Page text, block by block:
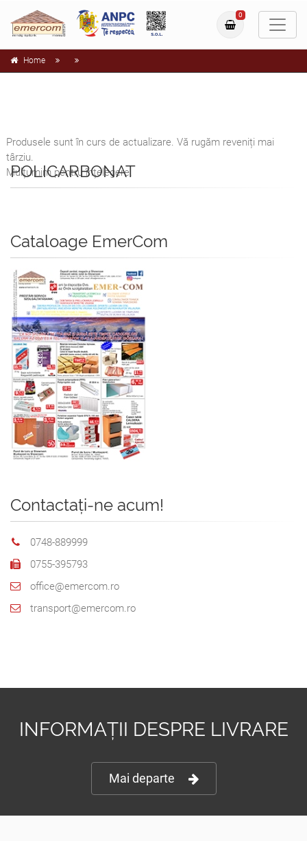
0
Home
Produsele sunt în curs de actualizare. Vă rugăm reveniți mai
târziu.
Mulțumim pentru înțelegere.
POLICARBONAT
Cataloage EmerCom
Contactați-ne acum!
0748-889999
0755-395793
office@emercom.ro
transport@emercom.ro
INFORMAȚII DESPRE LIVRARE
Mai departe